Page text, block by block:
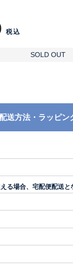
税込
SOLD OUT
配送方法・ラッピン
る場合、宅配便配送と